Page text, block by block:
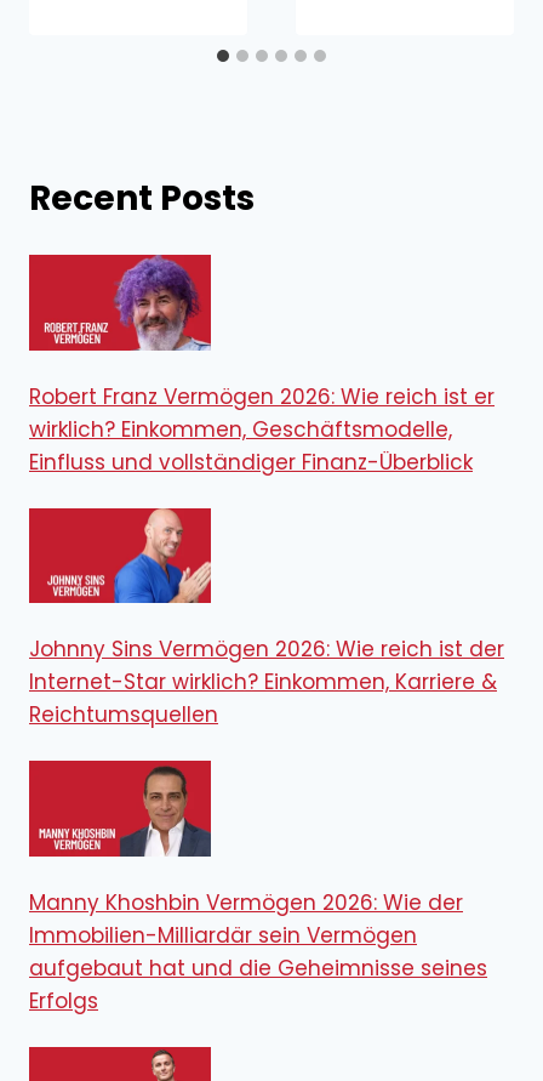
Recent Posts
Robert Franz Vermögen 2026: Wie reich ist er
wirklich? Einkommen, Geschäftsmodelle,
Einfluss und vollständiger Finanz-Überblick
Johnny Sins Vermögen 2026: Wie reich ist der
Internet-Star wirklich? Einkommen, Karriere &
Reichtumsquellen
Manny Khoshbin Vermögen 2026: Wie der
Immobilien-Milliardär sein Vermögen
aufgebaut hat und die Geheimnisse seines
Erfolgs